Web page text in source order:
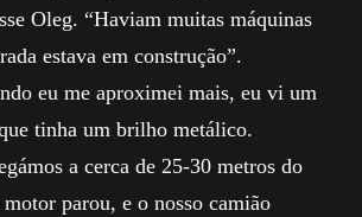
Oleg. “Haviam muitas máquinas
estava em construção”.
eu me aproximei mais, eu vi um
tinha um brilho metálico.
a cerca de 25-30 metros do
parou, e o nosso camião